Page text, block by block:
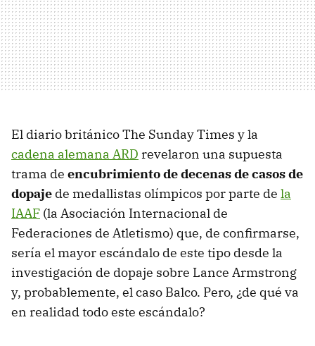
El diario británico The Sunday Times y la
cadena alemana ARD revelaron una supuesta
trama de encubrimiento de decenas de casos de
dopaje de medallistas olímpicos por parte de la
IAAF (la Asociación Internacional de
Federaciones de Atletismo) que, de confirmarse,
sería el mayor escándalo de este tipo desde la
investigación de dopaje sobre Lance Armstrong
y, probablemente, el caso Balco. Pero, ¿de qué va
en realidad todo este escándalo?